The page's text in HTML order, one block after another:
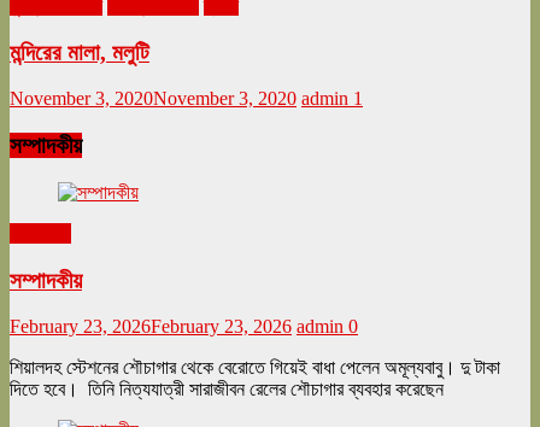
মন্দিরের মালা, মলুটি
November 3, 2020November 3, 2020 admin 1
সম্পাদকীয়
সম্পাদকীয়
February 23, 2026February 23, 2026 admin 0
শিয়ালদহ স্টেশনের শৌচাগার থেকে বেরোতে গিয়েই বাধা পেলেন অমূল্যবাবু। দু টাকা
দিতে হবে। তিনি নিত্যযাত্রী সারাজীবন রেলের শৌচাগার ব্যবহার করেছেন